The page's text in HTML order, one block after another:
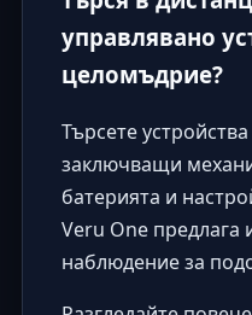
управлявано
целомъдрие?
Търсете
заключващи
батерията и
Veru One
наблюдение за